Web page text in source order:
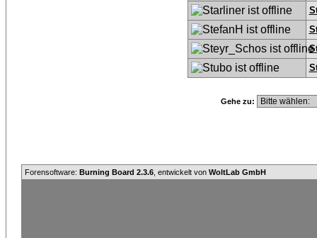
Gehe zu:
Forensoftware: Burning Board 2.3.6 , entwickelt von WoltLab GmbH